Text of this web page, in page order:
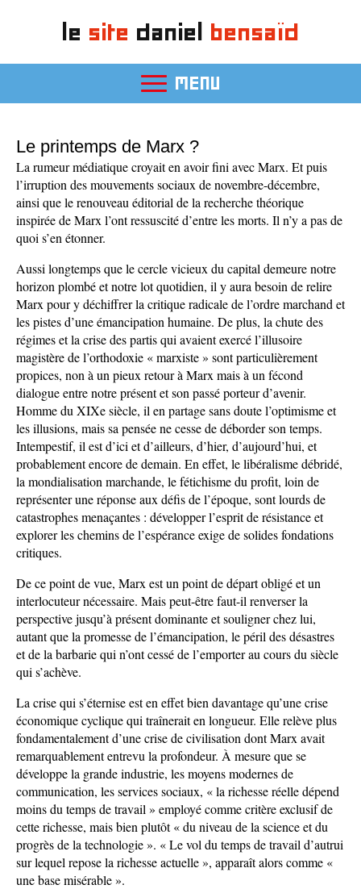
le site daniel bensaïd
MENU
Le printemps de Marx ?
La rumeur médiatique croyait en avoir fini avec Marx. Et puis
l’irruption des mouvements sociaux de novembre-décembre,
ainsi que le renouveau éditorial de la recherche théorique
inspirée de Marx l’ont ressuscité d’entre les morts. Il n’y a pas de
quoi s’en étonner.
Aussi longtemps que le cercle vicieux du capital demeure notre
horizon plombé et notre lot quotidien, il y aura besoin de relire
Marx pour y déchiffrer la critique radicale de l’ordre marchand et
les pistes d’une émancipation humaine. De plus, la chute des
régimes et la crise des partis qui avaient exercé l’illusoire
magistère de l’orthodoxie « marxiste » sont particulièrement
propices, non à un pieux retour à Marx mais à un fécond
dialogue entre notre présent et son passé porteur d’avenir.
Homme du XIXe siècle, il en partage sans doute l’optimisme et
les illusions, mais sa pensée ne cesse de déborder son temps.
Intempestif, il est d’ici et d’ailleurs, d’hier, d’aujourd’hui, et
probablement encore de demain. En effet, le libéralisme débridé,
la mondialisation marchande, le fétichisme du profit, loin de
représenter une réponse aux défis de l’époque, sont lourds de
catastrophes menaçantes : développer l’esprit de résistance et
explorer les chemins de l’espérance exige de solides fondations
critiques.
De ce point de vue, Marx est un point de départ obligé et un
interlocuteur nécessaire. Mais peut-être faut-il renverser la
perspective jusqu’à présent dominante et souligner chez lui,
autant que la promesse de l’émancipation, le péril des désastres
et de la barbarie qui n’ont cessé de l’emporter au cours du siècle
qui s’achève.
La crise qui s’éternise est en effet bien davantage qu’une crise
économique cyclique qui traînerait en longueur. Elle relève plus
fondamentalement d’une crise de civilisation dont Marx avait
remarquablement entrevu la profondeur. À mesure que se
développe la grande industrie, les moyens modernes de
communication, les services sociaux, « la richesse réelle dépend
moins du temps de travail » employé comme critère exclusif de
cette richesse, mais bien plutôt « du niveau de la science et du
progrès de la technologie ». « Le vol du temps de travail d’autrui
sur lequel repose la richesse actuelle », apparaît alors comme «
une base misérable ».